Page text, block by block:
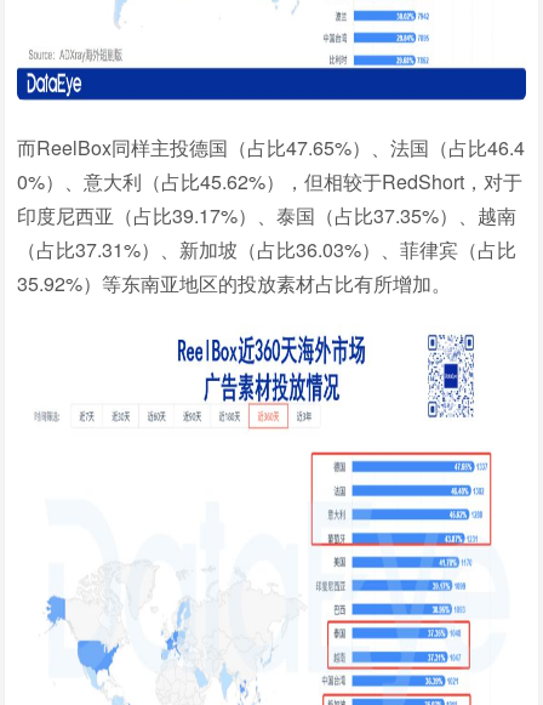
而ReelBox同样主投德国（占比47.65%）、法国（占比46.4
0%）、意大利（占比45.62%），但相较于RedShort，对于
印度尼西亚（占比39.17%）、泰国（占比37.35%）、越南
（占比37.31%）、新加坡（占比36.03%）、菲律宾（占比
35.92%）等东南亚地区的投放素材占比有所增加。